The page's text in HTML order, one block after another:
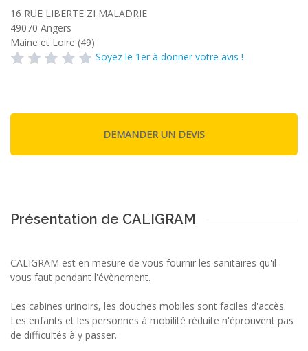
16 RUE LIBERTE ZI MALADRIE
49070 Angers
Maine et Loire (49)
Soyez le 1er à donner votre avis !
Présentation de CALIGRAM
CALIGRAM est en mesure de vous fournir les sanitaires qu'il
vous faut pendant l'évènement.
Les cabines urinoirs, les douches mobiles sont faciles d'accès.
Les enfants et les personnes à mobilité réduite n'éprouvent pas
de difficultés à y passer.